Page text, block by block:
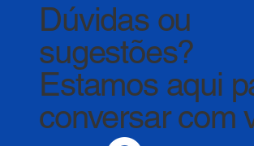
Dúvidas ou
sugestões?
Estamos aqui
conversar com